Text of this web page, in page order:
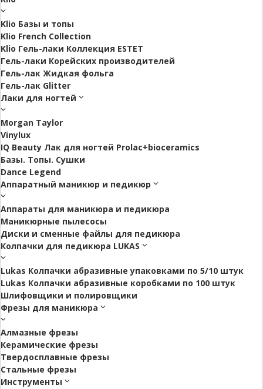
Klio Базы и топы
Klio French Collection
Klio Гель-лаки Коллекция ESTET
Гель-лаки Корейских производителей
Гель-лак Жидкая фольга
Гель-лак Glitter
Лаки для ногтей
Morgan Taylor
Vinylux
IQ Beauty Лак для ногтей Prolac+bioceramics
Базы. Топы. Сушки
Dance Legend
Аппаратный маникюр и педикюр
Аппараты для маникюра и педикюра
Маникюрные пылесосы
Диски и сменные файлы для педикюра
Колпачки для педикюра LUKAS
Lukas Колпачки абразивные упаковками по 5/10 штук
Lukas Колпачки абразивные коробками по 100 штук
Шлифовщики и полировщики
Фрезы для маникюра
Алмазные фрезы
Керамические фрезы
Твердосплавные фрезы
Стальные фрезы
Инструменты